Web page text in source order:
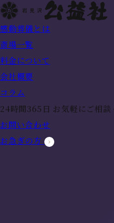
感動葬儀とは
斎場一覧
料金について
会社概要
コラム
24時間365日 お気軽にご相談
お問い合わせ
お急ぎの方